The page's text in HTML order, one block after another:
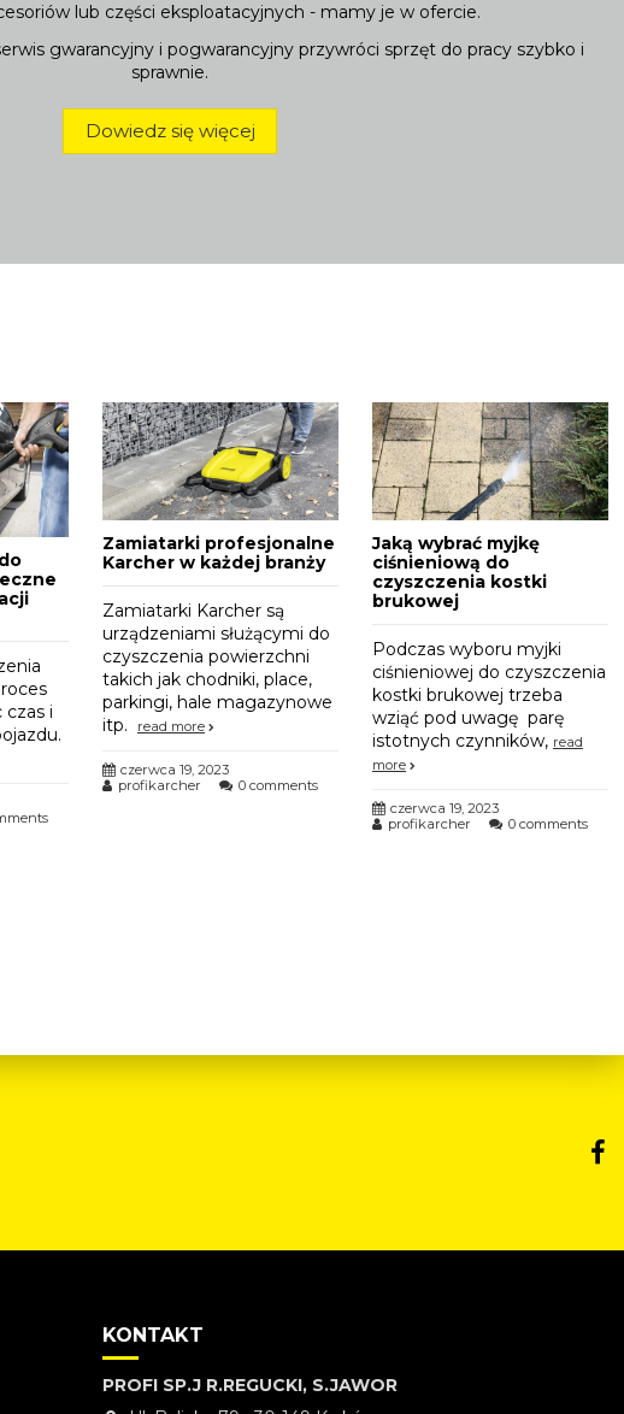
lub części eksploatacyjnych - mamy je w ofercie.
gwarancyjny i pogwarancyjny przywróci sprzęt do pracy szybko i
sprawnie.
Dowiedz się więcej
czas i
Zamiatarki profesjonalne
Karcher w każdej branży
Zamiatarki Karcher są
urządzeniami służącymi do
czyszczenia powierzchni
takich jak chodniki, place,
parkingi, hale magazynowe
itp.
read more
czerwca 19, 2023
profikarcher
0 comments
Jaką wybrać myjkę
ciśnieniową do
czyszczenia kostki
brukowej
Podczas wyboru myjki
ciśnieniowej do czyszczenia
kostki brukowej trzeba
wziąć pod uwagę parę
istotnych czynników, read
more
czerwca 19, 2023
profikarcher
0 comments
KONTAKT
PROFI SP.J R.REGUCKI, S.JAWOR